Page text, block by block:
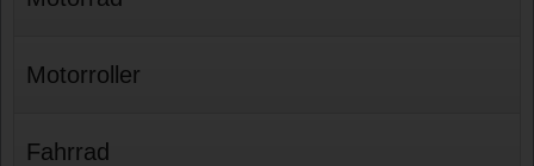
Motorroller
Fahrrad